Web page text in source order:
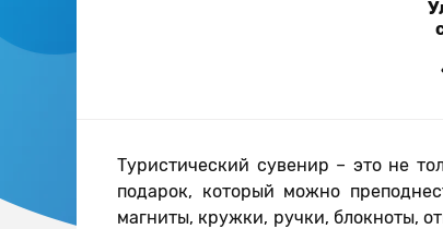
Туристический сувенир – это не
подарок, который можно
магниты, кружки, ручки, блокноты,